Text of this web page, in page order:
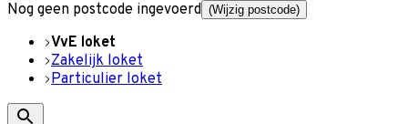
Nog geen postcode ingevoerd (Wijzig postcode)
VvE loket
Zakelijk loket
Particulier loket